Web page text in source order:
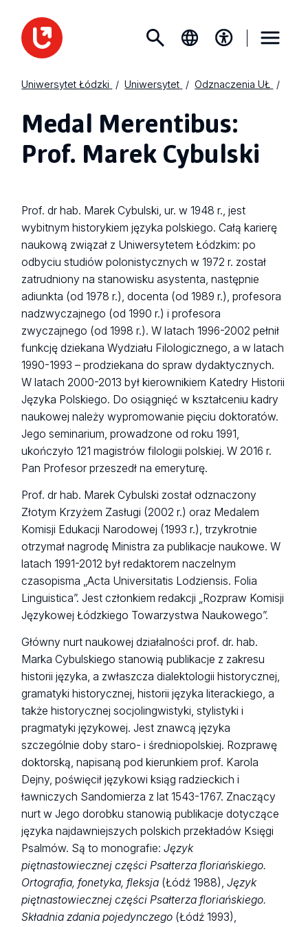
Uniwersytet Łódzki Uniwersytet Odznaczenia UŁ
Medal Merentibus:
Prof. Marek Cybulski
Prof. dr hab. Marek Cybulski, ur. w 1948 r., jest
wybitnym historykiem języka polskiego. Całą karierę
naukową związał z Uniwersytetem Łódzkim: po
odbyciu studiów polonistycznych w 1972 r. został
zatrudniony na stanowisku asystenta, następnie
adiunkta (od 1978 r.), docenta (od 1989 r.), profesora
nadzwyczajnego (od 1990 r.) i profesora
zwyczajnego (od 1998 r.). W latach 1996-2002 pełnił
funkcję dziekana Wydziału Filologicznego, a w latach
1990-1993 – prodziekana do spraw dydaktycznych.
W latach 2000-2013 był kierownikiem Katedry Historii
Języka Polskiego. Do osiągnięć w kształceniu kadry
naukowej należy wypromowanie pięciu doktoratów.
Jego seminarium, prowadzone od roku 1991,
ukończyło 121 magistrów filologii polskiej. W 2016 r.
Pan Profesor przeszedł na emeryturę.
Prof. dr hab. Marek Cybulski został odznaczony
Złotym Krzyżem Zasługi (2002 r.) oraz Medalem
Komisji Edukacji Narodowej (1993 r.), trzykrotnie
otrzymał nagrodę Ministra za publikacje naukowe. W
latach 1991-2012 był redaktorem naczelnym
czasopisma „Acta Universitatis Lodziensis. Folia
Linguistica”. Jest członkiem redakcji „Rozpraw Komisji
Językowej Łódzkiego Towarzystwa Naukowego”.
Główny nurt naukowej działalności prof. dr. hab.
Marka Cybulskiego stanowią publikacje z zakresu
historii języka, a zwłaszcza dialektologii historycznej,
gramatyki historycznej, historii języka literackiego, a
także historycznej socjolingwistyki, stylistyki i
pragmatyki językowej. Jest znawcą języka
szczególnie doby staro- i średniopolskiej. Rozprawę
doktorską, napisaną pod kierunkiem prof. Karola
Dejny, poświęcił językowi ksiąg radzieckich i
ławniczych Sandomierza z lat 1543-1767. Znaczący
nurt w Jego dorobku stanowią publikacje dotyczące
języka najdawniejszych polskich przekładów Księgi
Psalmów. Są to monografie:Język
piętnastowiecznej części Psałterza floriańskiego.
Ortografia, fonetyka, fleksja (Łódź 1988),Język
piętnastowiecznej części Psałterza floriańskiego.
Składnia zdania pojedynczego (Łódź 1993),